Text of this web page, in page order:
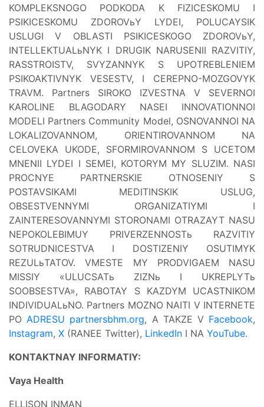
KOMPLEKSNOGO PODKODA K FIZICESKOMU I
PSIKICESKOMU ZDOROVьY LYDEI, POLUCAYSIK
USLUGI V OBLASTI PSIKICESKOGO ZDOROVьY,
INTELLEKTUALьNYK I DRUGIK NARUSENII RAZVITIY,
RASSTROISTV, SVYZANNYK S UPOTREBLENIEM
PSIKOAKTIVNYK VESESTV, I CEREPNO-MOZGOVYK
TRAVM. Partners SIROKO IZVESTNA V SEVERNOI
KAROLINE BLAGODARY NASEI INNOVATIONNOI
MODELI Partners Community Model, OSNOVANNOI NA
LOKALIZOVANNOM, ORIENTIROVANNOM NA
CELOVEKA UKODE, SFORMIROVANNOM S UCETOM
MNENII LYDEI I SEMEI, KOTORYM MY SLUZIM. NASI
PROCNYE PARTNERSKIE OTNOSENIY S
POSTAVSIKAMI MEDITINSKIK USLUG,
OBSESTVENNYMI ORGANIZATIYMI I
ZAINTERESOVANNYMI STORONAMI OTRAZAYT NASU
NEPOKOLEBIMUY PRIVERZENNOSTь RAZVITIY
SOTRUDNICESTVA I DOSTIZENIY OSUTIMYK
REZULьTATOV. VMESTE MY PRODVIGAEM NASU
MISSIY «ULUCSATь ZIZNь I UKREPLYTь
SOOBSESTVA», RABOTAY S KAZDYM UCASTNIKOM
INDIVIDUALьNO. Partners MOZNO NAITI V INTERNETE
PO ADRESU partnersbhm.org, A TAKZE V Facebook,
Instagram, X (RANEE Twitter), LinkedIn I NA YouTube.
KONTAKTNAY INFORMATIY:
Vaya Health
ELLISON INMAN